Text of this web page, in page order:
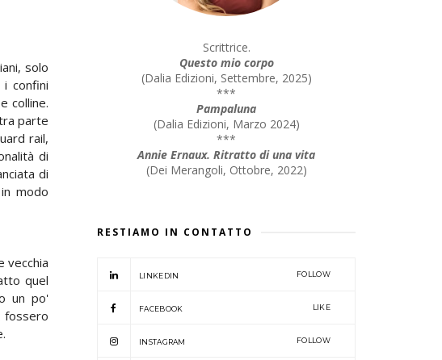
solo
confini
colline.
parte
rail,
di
di
modo
vecchia
quel
un po'
fossero
Scrittrice.
Questo mio corpo
(Dalia Edizioni, Settembre, 2025)
***
Pampaluna
(Dalia Edizioni, Marzo 2024)
***
Annie Ernaux. Ritratto di una vita
(Dei Merangoli, Ottobre, 2022)
RESTIAMO IN CONTATTO
LINKEDIN FOLLOW
FACEBOOK LIKE
INSTAGRAM FOLLOW